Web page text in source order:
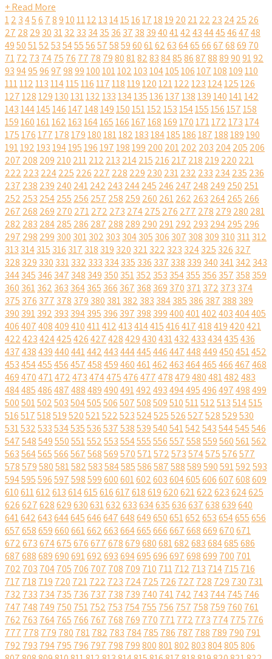
+ Read More
12 3456 78910111213141516171819 20 2122 23 2425 26
27 28 29 30 3132 33 3435 36 37 38 39404142434445464748
495051525354555657585960616263646566676869 70
7172 73 7475 76 77 78 7980818283848586878889909192
93949596979899100101102103104105106107108109110
111112113114115116117118119120121122123124125126
127128129130131132133134135136137138139140141142
143144145146147148149150151152153154155156157158
159160161162163164165166167168169170171172173174
175176177178179180181182183184185186187188189190
191192193194195196197198199 200 201202 203 204205 206
207 208 209 210 211212 213 214215 216 217 218 219 220 221
222 223 224225 226 227 228 229 230 231232 233 234235 236
237 238 239 240 241242 243 244245 246 247 248 249 250 251
252 253 254255 256 257 258 259 260 261262 263 264265 266
267 268 269 270 271272 273 274275 276 277 278 279 280 281
282 283 284285 286 287 288 289 290 291292 293 294295 296
297 298 299 300 301302 303 304305 306 307 308 309 310 311312
313 314315 316 317 318 319 320 321322 323 324325 326 327
328 329 330 331332 333 334335 336 337 338 339 340 341342 343
344345 346 347 348 349 350 351352 353 354355 356 357 358 359
360 361362 363 364365 366 367 368 369 370 371372 373 374
375 376 377 378 379 380 381382 383 384385 386 387 388 389
390 391392 393 394395 396 397 398 399400401402403404405
406407408409410411412413414415416417418419420421
422423424425426427428429430431432433434435436
437438439440441442443444445446447448449450451452
453454455456457458459460461462463464465466467468
469470471472473474475476477478479480481482483
484485486487488489490491492493494495496497498499
500501502503504505506507508509510511512513514515
516517518519520521522523524525526527528529530
531532533534535536537538539540541542543544545546
547548549550551552553554555556557558559560561562
563564565566567568569570571572573574575576577
578579580581582583584585586587588589590591592593
594595596597598599600601602603604605606607608609
610611612613614615616617618619620621622623624625
626627628629630631632633634635636637638639640
641642643644645646647648649650651652653654655656
657658659660661662663664665666667668669670671
672673674675676677678679680681682683684685686
687688689690691692693694695696697698699 700 701
702 703 704705 706 707 708 709 710 711712 713 714715 716
717 718 719 720 721722 723 724725 726 727 728 729 730 731
732 733 734735 736 737 738 739 740 741742 743 744745 746
747 748 749 750 751752 753 754755 756 757 758 759 760 761
762 763 764765 766 767 768 769 770 771772 773 774775 776
777 778 779 780 781782 783 784785 786 787 788 789 790 791
792 793 794795 796 797 798 799800801802803804805806